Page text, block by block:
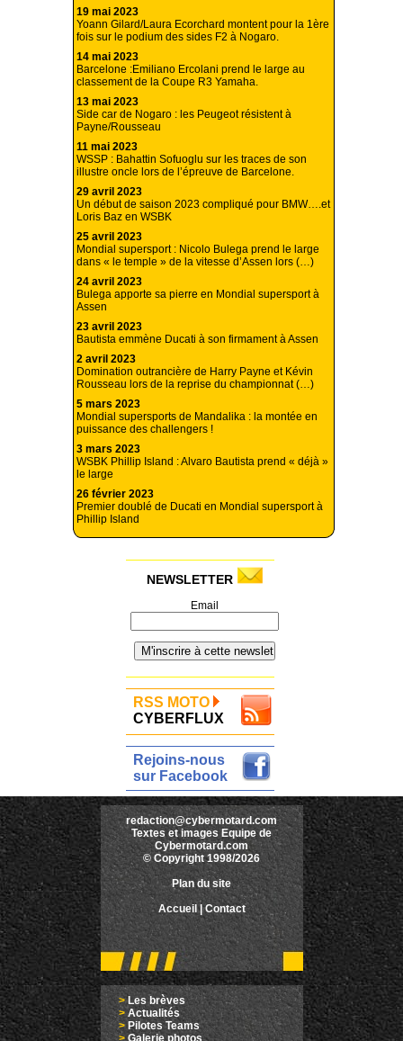
19 mai 2023
Yoann Gilard/Laura Ecorchard montent pour la 1ère
fois sur le podium des sides F2 à Nogaro.
14 mai 2023
Barcelone :Emiliano Ercolani prend le large au
classement de la Coupe R3 Yamaha.
13 mai 2023
Side car de Nogaro : les Peugeot résistent à
Payne/Rousseau
11 mai 2023
WSSP : Bahattin Sofuoglu sur les traces de son
illustre oncle lors de l’épreuve de Barcelone.
29 avril 2023
Un début de saison 2023 compliqué pour BMW….et
Loris Baz en WSBK
25 avril 2023
Mondial supersport : Nicolo Bulega prend le large
dans « le temple » de la vitesse d’Assen lors (…)
24 avril 2023
Bulega apporte sa pierre en Mondial supersport à
Assen
23 avril 2023
Bautista emmène Ducati à son firmament à Assen
2 avril 2023
Domination outrancière de Harry Payne et Kévin
Rousseau lors de la reprise du championnat (…)
5 mars 2023
Mondial supersports de Mandalika : la montée en
puissance des challengers !
3 mars 2023
WSBK Phillip Island : Alvaro Bautista prend « déjà »
le large
26 février 2023
Premier doublé de Ducati en Mondial supersport à
Phillip Island
NEWSLETTER
Email
RSS MOTO
CYBERFLUX
Rejoins-nous
sur Facebook
redaction@cybermotard.com
Textes et images Equipe de
Cybermotard.com
© Copyright 1998/2026
Plan du site
Accueil |Contact
>Les brèves
> Actualités
> Pilotes Teams
>Galerie photos